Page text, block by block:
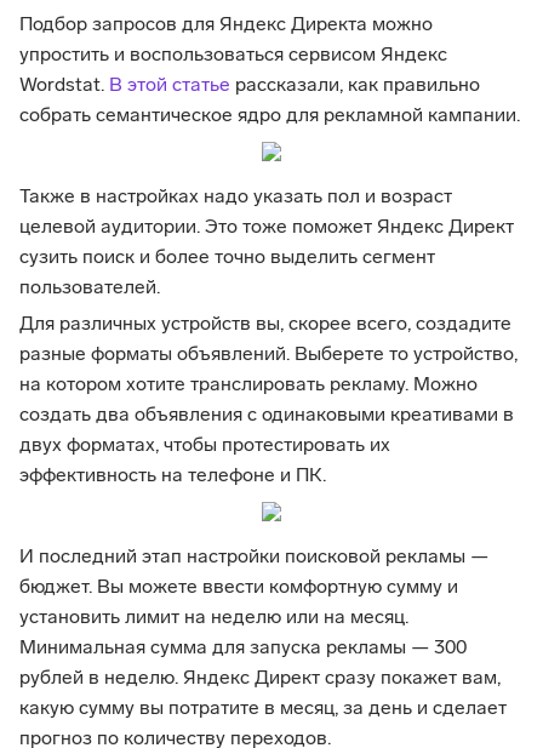
Подбор запросов для Яндекс Директа можно
упростить и воспользоваться сервисом Яндекс
Wordstat. В этой статье рассказали, как правильно
собрать семантическое ядро для рекламной кампании.
Также в настройках надо указать пол и возраст
целевой аудитории. Это тоже поможет Яндекс Директ
сузить поиск и более точно выделить сегмент
пользователей.
Для различных устройств вы, скорее всего, создадите
разные форматы объявлений. Выберете то устройство,
на котором хотите транслировать рекламу. Можно
создать два объявления с одинаковыми креативами в
двух форматах, чтобы протестировать их
эффективность на телефоне и ПК.
И последний этап настройки поисковой рекламы —
бюджет. Вы можете ввести комфортную сумму и
установить лимит на неделю или на месяц.
Минимальная сумма для запуска рекламы — 300
рублей в неделю. Яндекс Директ сразу покажет вам,
какую сумму вы потратите в месяц, за день и сделает
прогноз по количеству переходов.